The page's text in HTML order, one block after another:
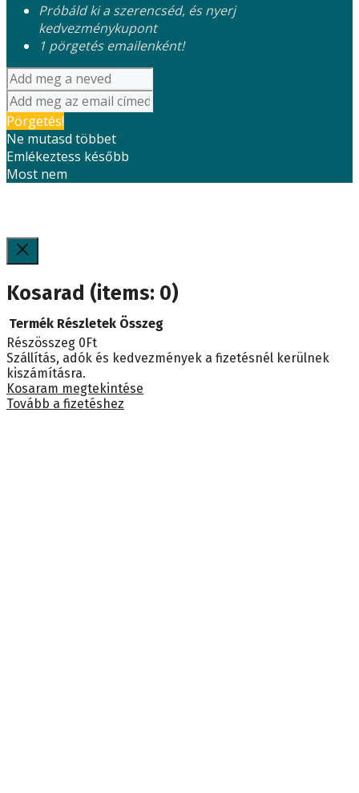
Próbáld ki a szerencséd, és nyerj
kedvezménykupont
1 pörgetés emailenként!
Pörgetés!
Ne mutasd többet
Emlékeztess később
Most nem
Kosarad (items: 0)
Termékek
a
kosárban
Termék Részletek Összeg
Részösszeg 0Ft
Szállítás, adók és kedvezmények a fizetésnél kerülnek
kiszámításra.
Kosaram megtekintése
Tovább a fizetéshez